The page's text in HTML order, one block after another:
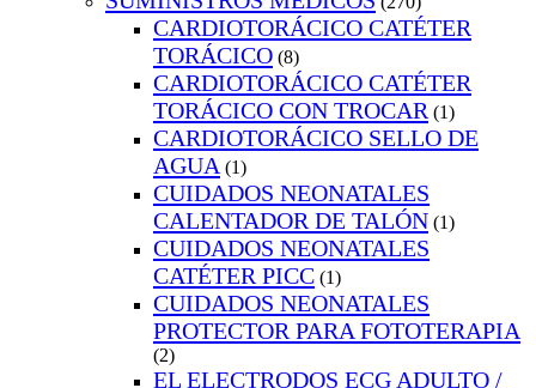
CARDIOTORÁCICO CATÉTER
TORÁCICO (8)
CARDIOTORÁCICO CATÉTER
TORÁCICO CON TROCAR (1)
CARDIOTORÁCICO SELLO DE
AGUA (1)
CUIDADOS NEONATALES
CALENTADOR DE TALÓN (1)
CUIDADOS NEONATALES
CATÉTER PICC (1)
CUIDADOS NEONATALES
PROTECTOR PARA FOTOTERAPIA
(2)
EL ELECTRODOS ECG ADULTO /